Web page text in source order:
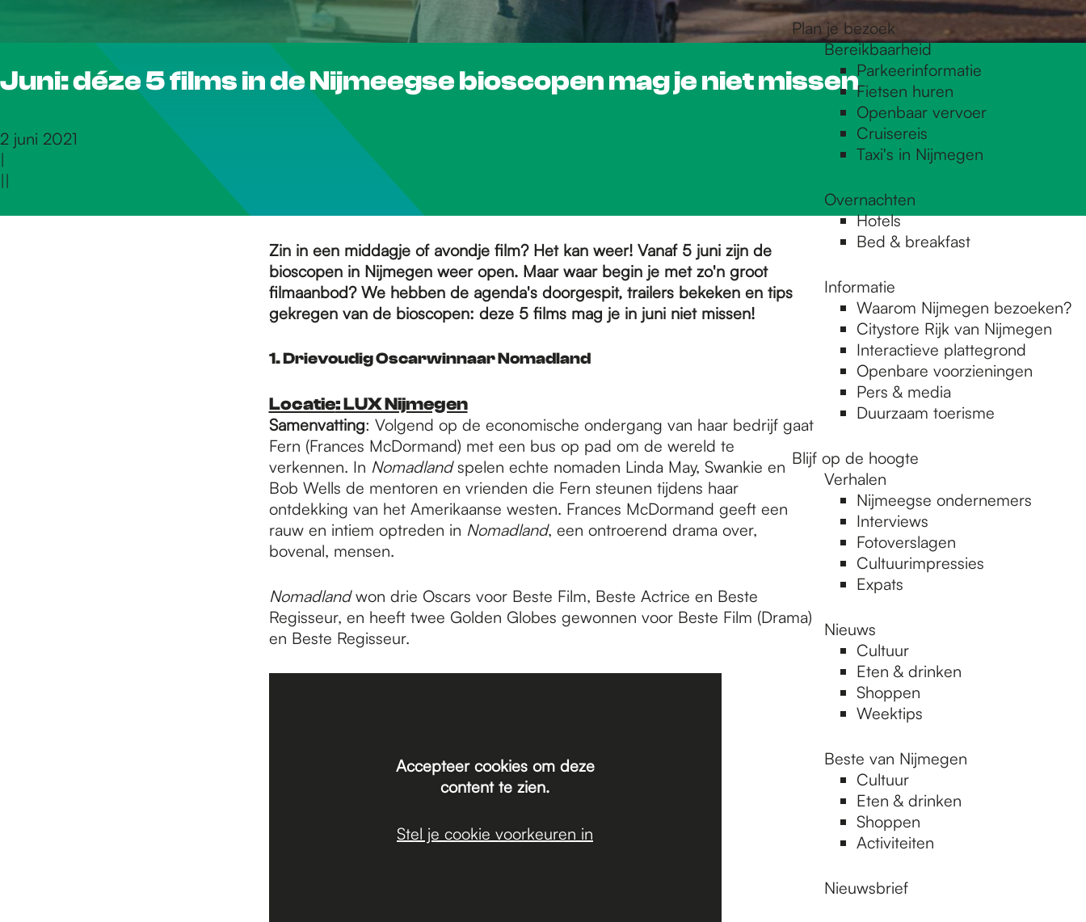
Plan je bezoek
Bereikbaarheid
Parkeerinformatie
Fietsen huren
Openbaar vervoer
Cruisereis
Taxi's in Nijmegen
Overnachten
Hotels
Bed & breakfast
Informatie
Waarom Nijmegen bezoeken?
Citystore Rijk van Nijmegen
Interactieve plattegrond
Openbare voorzieningen
Pers & media
Duurzaam toerisme
Blijf op de hoogte
Verhalen
Nijmeegse ondernemers
Interviews
Fotoverslagen
Cultuurimpressies
Expats
Nieuws
Cultuur
Eten & drinken
Shoppen
Weektips
Beste van Nijmegen
Cultuur
Eten & drinken
Shoppen
Activiteiten
Nieuwsbrief
Juni: déze 5 films in de Nijmeegse bioscopen mag je niet missen
2 juni 2021
|
||
Zin in een middagje of avondje film? Het kan weer! Vanaf 5 juni zijn de
bioscopen in Nijmegen weer open. Maar waar begin je met zo'n groot
filmaanbod? We hebben de agenda's doorgespit, trailers bekeken en tips
gekregen van de bioscopen: deze 5 films mag je in juni niet missen!
1. Drievoudig Oscarwinnaar Nomadland
Locatie: LUX Nijmegen
Samenvatting: Volgend op de economische ondergang van haar bedrijf gaat
Fern (Frances McDormand) met een bus op pad om de wereld te
verkennen. In Nomadlandspelen echte nomaden Linda May, Swankie en
Bob Wells de mentoren en vrienden die Fern steunen tijdens haar
ontdekking van het Amerikaanse westen. Frances McDormand geeft een
rauw en intiem optreden in Nomadland, een ontroerend drama over,
bovenal, mensen.
Nomadlandwon drie Oscars voor Beste Film, Beste Actrice en Beste
Regisseur, en heeft twee Golden Globes gewonnen voor Beste Film (Drama)
en Beste Regisseur.
Accepteer cookies om deze
content te zien.
Stel je cookie voorkeuren in